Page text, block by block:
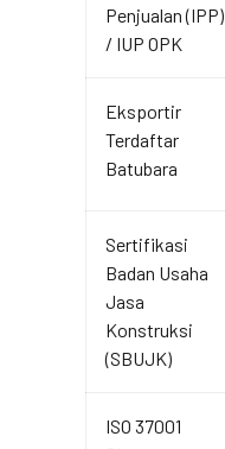
Penjualan (IPP)
/ IUP OPK
Eksportir
Terdaftar
Batubara
Sertifikasi
Badan Usaha
Jasa
Konstruksi
(SBUJK)
ISO 37001